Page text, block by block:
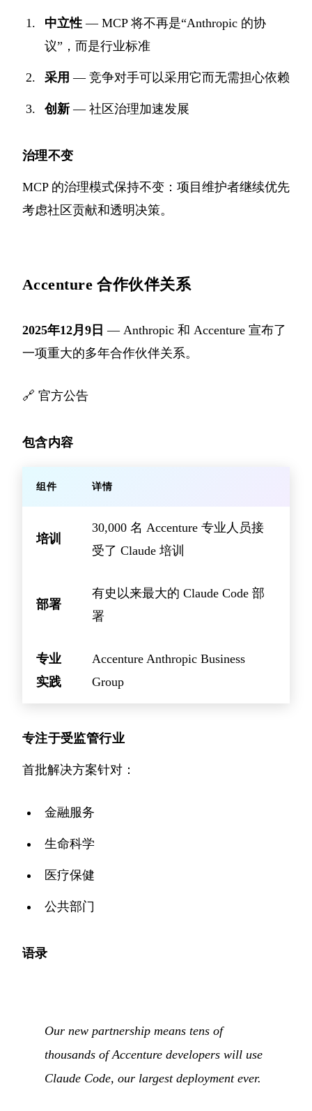
中立性 — MCP 将不再是“Anthropic 的协
议”，而是行业标准
采用 — 竞争对手可以采用它而无需担心依赖
创新 — 社区治理加速发展
治理不变
MCP 的治理模式保持不变：项目维护者继续优先
考虑社区贡献和透明决策。
Accenture 合作伙伴关系
2025年12月9日 — Anthropic 和 Accenture 宣布了
一项重大的多年合作伙伴关系。
🔗 官方公告
包含内容
组件 详情
培训
30,000 名 Accenture 专业人员接
受了 Claude 培训
部署
有史以来最大的 Claude Code 部
署
专业
实践
Accenture Anthropic Business
Group
专注于受监管行业
首批解决方案针对：
金融服务
生命科学
医疗保健
公共部门
语录
Our new partnership means tens of
thousands of Accenture developers will use
Claude Code, our largest deployment ever.